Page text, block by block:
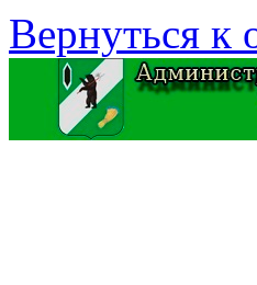
Вернуться к